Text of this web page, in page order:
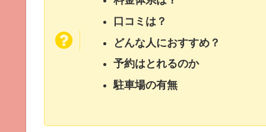
口コミは？
どんな人におすすめ？
予約はとれるのか
駐車場の有無